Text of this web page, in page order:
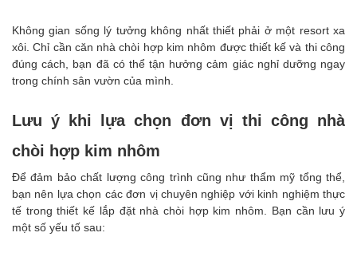
Không gian sống lý tưởng không nhất thiết phải ở một resort xa
xôi. Chỉ cần căn nhà chòi hợp kim nhôm được thiết kế và thi công
đúng cách, bạn đã có thể tận hưởng cảm giác nghỉ dưỡng ngay
trong chính sân vườn của mình.
Lưu ý khi lựa chọn đơn vị thi công nhà
chòi hợp kim nhôm
Để đảm bảo chất lượng công trình cũng như thẩm mỹ tổng thể,
bạn nên lựa chọn các đơn vị chuyên nghiệp với kinh nghiệm thực
tế trong thiết kế lắp đặt nhà chòi hợp kim nhôm. Bạn cần lưu ý
một số yếu tố sau: